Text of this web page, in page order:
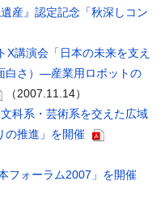
産』認定記念「秋深しコン
講演会「日本の未来を支え
白さ）―産業用ロボットの
（2007.11.14）
科系・芸術系を交えた広域
の推進」を開催
フォーラム2007」を開催